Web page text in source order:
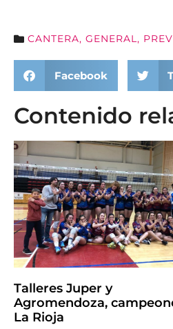
CANTERA, GENERAL,
Facebook
Contenido
Talleres Juper y
Agromendoza,
La Rioja